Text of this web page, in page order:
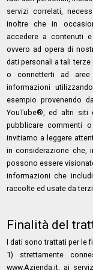
servizi correlati,
inoltre che in
accedere a contenuti
ovvero ad opera di
dati personali a tali
o connetterti ad
informazioni
esempio provenendo
YouTube®, ed altri siti
pubblicare commenti
invitiamo a leggere
in considerazione che,
possono essere
informazioni che
raccolte ed usate da
Finalità del
I dati sono trattati per le
1) strettamente
www.Azienda.it, ai